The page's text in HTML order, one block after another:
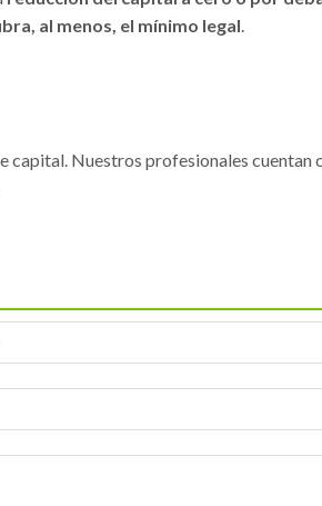
al menos, el mínimo legal.
capital. Nuestros profesionales cuentan